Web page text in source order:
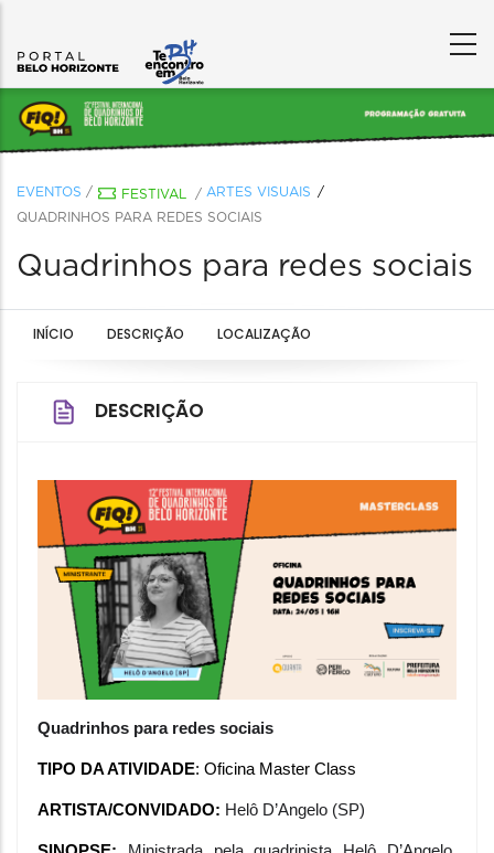
EVENTOS / FESTIVAL / ARTES VISUAIS
QUADRINHOS PARA REDES SOCIAIS
Quadrinhos para redes sociais
INÍCIO DESCRIÇÃO LOCALIZAÇÃO
DESCRIÇÃO
Quadrinhos para redes sociais
TIPO DA ATIVIDADE: Oficina Master Class
ARTISTA/CONVIDADO: Helô D’Angelo (SP)